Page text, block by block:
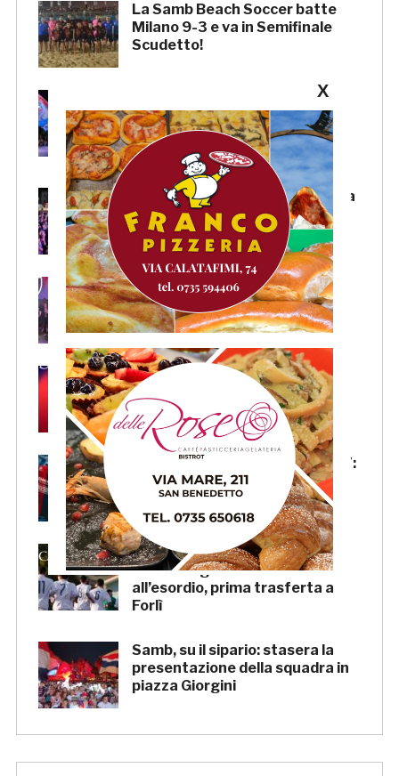
La Samb Beach Soccer batte
Milano 9-3 e va in Semifinale
Scudetto!
Samb, Boscaglia: «Senza voi
tifosi non saremmo nulla.
Promettiamo lavoro e maglia
sudata»
Samb, l’entusiasmo della piazza
per la presentazione della
squadra. LA SERATA
Samb, Massi: «State vicini alla
squadra. Stiamo lavorando per
crescere»
Samb, Lorenzo Sgarbi è
ufficiale: l’attaccante arriva in
prestito dal Napoli
Samb, la maglia Home 2026/27:
«Il sale sulla pelle, l’ardore negli
occhi»
Primavera 4, il calendario della
Samb: Folgore Caratese
all’esordio, prima trasferta a
Forlì
Samb, su il sipario: stasera la
presentazione della squadra in
piazza Giorgini
X